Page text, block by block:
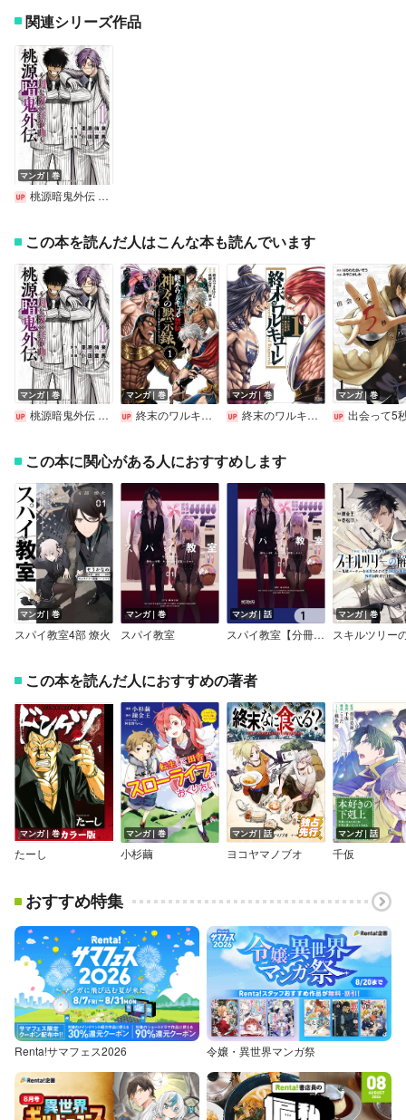
関連シリーズ作品
マンガ｜巻
桃源暗鬼外伝 ～月と桜の狂争曲～
この本を読んだ人はこんな本も読んでいます
マンガ｜巻
桃源暗鬼外伝 ～月と桜の狂争曲～
マンガ｜巻
終末のワルキューレ禁伝 神々の黙示録【特典イラスト付き】
マンガ｜巻
終末のワルキューレ
マンガ｜巻
出会って5秒で
この本に関心がある人におすすめします
マンガ｜巻
スパイ教室4部 燎火
マンガ｜巻
スパイ教室
マンガ｜話
スパイ教室【分冊版】
マンガ｜巻
この本を読んだ人におすすめの著者
マンガ｜巻
たーし
マンガ｜巻
小杉繭
マンガ｜話
ヨコヤマノブオ
マンガ｜話
千仮
おすすめ特集
Renta!サマフェス2026 令嬢・異世界マンガ祭